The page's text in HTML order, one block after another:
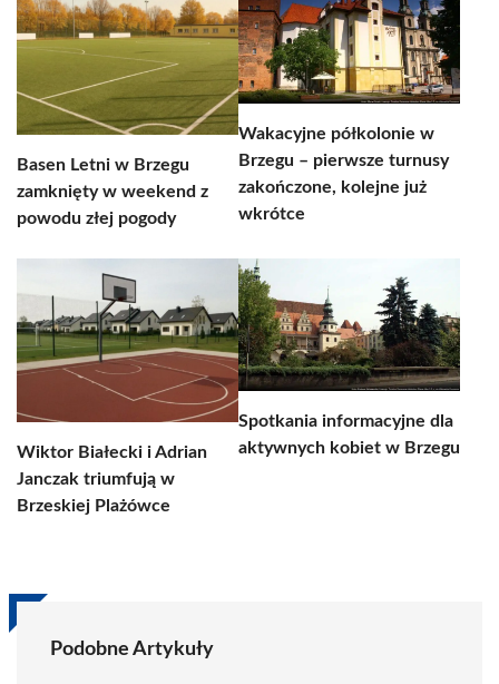
Basen Letni w Brzegu
zamknięty w weekend z
powodu złej pogody
Wakacyjne półkolonie w
Brzegu – pierwsze turnusy
zakończone, kolejne już
wkrótce
Wiktor Białecki i Adrian
Janczak triumfują w
Brzeskiej Plażówce
Spotkania informacyjne dla
aktywnych kobiet w Brzegu
Podobne Artykuły